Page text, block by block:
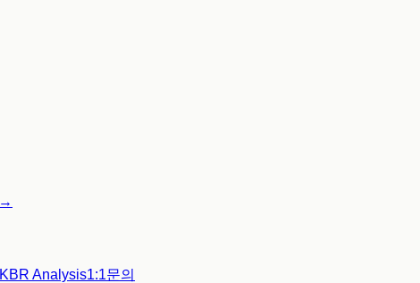
→
KBR Analysis1:1문의